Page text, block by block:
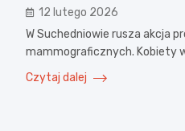
12 lutego 2026
W Suchedniowie rusza akcja
mammograficznych. Kobiety
Czytaj dalej